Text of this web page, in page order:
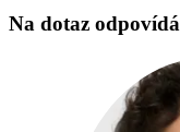
Na dotaz odpovídá